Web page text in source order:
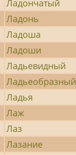
Ладончатый
Ладонь
Ладоша
Ладоши
Ладьевидный
Ладьеобразный
Ладья
Лаж
Лаз
Лазание